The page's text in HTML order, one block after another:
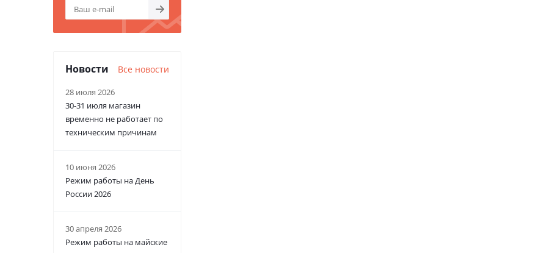
Новости Все новости
28 июля 2026
30-31 июля магазин
временно не работает по
техническим причинам
10 июня 2026
Режим работы на День
России 2026
30 апреля 2026
Режим работы на майские